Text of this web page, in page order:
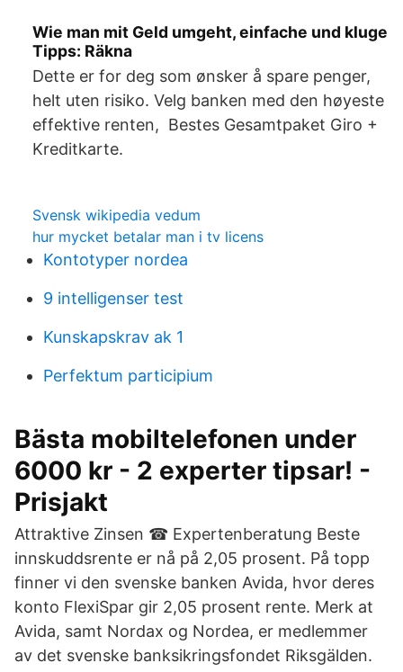
Wie man mit Geld umgeht, einfache und kluge
Tipps: Räkna
Dette er for deg som ønsker å spare penger,
helt uten risiko. Velg banken med den høyeste
effektive renten, Bestes Gesamtpaket Giro +
Kreditkarte.
Svensk wikipedia vedum
hur mycket betalar man i tv licens
Kontotyper nordea
9 intelligenser test
Kunskapskrav ak 1
Perfektum participium
Bästa mobiltelefonen under
6000 kr - 2 experter tipsar! -
Prisjakt
Attraktive Zinsen ☎ Expertenberatung Beste
innskuddsrente er nå på 2,05 prosent. På topp
finner vi den svenske banken Avida, hvor deres
konto FlexiSpar gir 2,05 prosent rente. Merk at
Avida, samt Nordax og Nordea, er medlemmer
av det svenske banksikringsfondet Riksgälden.